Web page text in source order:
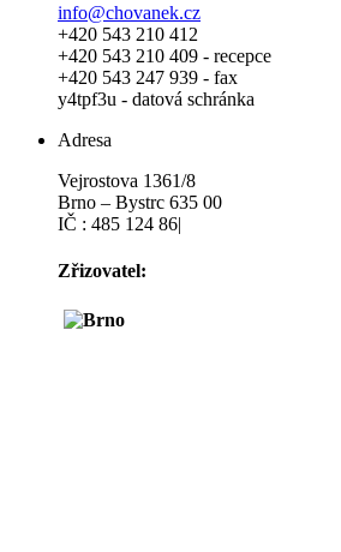
info@chovanek.cz
+420 543 210 412
+420 543 210 409 - recepce
+420 543 247 939 - fax
y4tpf3u - datová schránka
Adresa
Vejrostova 1361/8
Brno – Bystrc 635 00
IČ : 485 124 86|
Zřizovatel: